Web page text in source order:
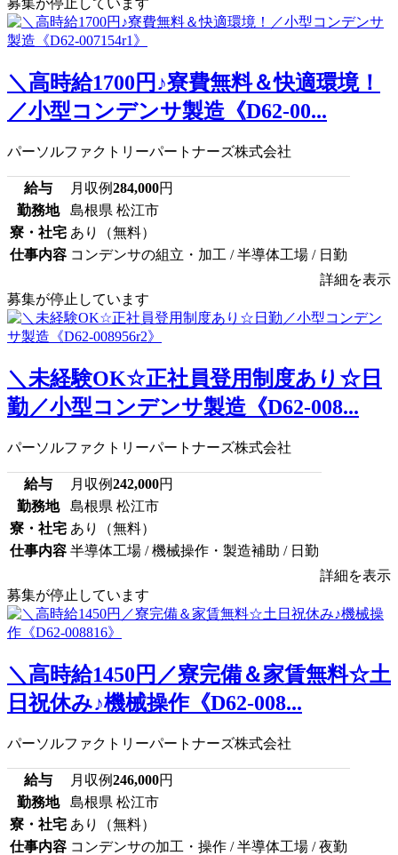
募集が停止しています
＼高時給1700円♪寮費無料＆快適環境！
／小型コンデンサ製造《D62-00...
パーソルファクトリーパートナーズ株式会社
給与 月収例284,000円
勤務地
島根県 松江市
寮・社宅 あり（無料）
仕事内容 コンデンサの組立・加工 / 半導体工場 / 日勤
詳細を表示
募集が停止しています
＼未経験OK☆正社員登用制度あり☆日
勤／小型コンデンサ製造《D62-008...
パーソルファクトリーパートナーズ株式会社
給与 月収例242,000円
勤務地
島根県 松江市
寮・社宅 あり（無料）
仕事内容 半導体工場 / 機械操作・製造補助 / 日勤
詳細を表示
募集が停止しています
＼高時給1450円／寮完備＆家賃無料☆土
日祝休み♪機械操作《D62-008...
パーソルファクトリーパートナーズ株式会社
給与 月収例246,000円
勤務地
島根県 松江市
寮・社宅 あり（無料）
仕事内容 コンデンサの加工・操作 / 半導体工場 / 夜勤